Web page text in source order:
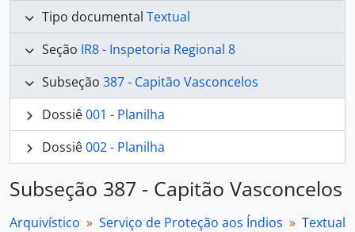
Tipo documental Textual
Seção IR8 - Inspetoria Regional 8
Subseção 387 - Capitão Vasconcelos
Dossiê001 - Planilha
Dossiê002 - Planilha
Subseção 387 - Capitão Vasconcelos
Arquivístico Serviço de Proteção aos Índios
Textual